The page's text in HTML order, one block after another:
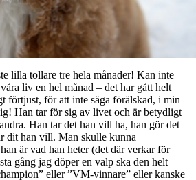
lilla tollare tre hela månader! Kan inte
liv en hel månad – det har gått helt
förtjust, för att inte säga förälskad, i min
Han tar för sig av livet och är betydligt
Han tar det han vill ha, han gör det
dit han vill. Man skulle kunna
är vad han heter (det där verkar för
gång jag döper en valp ska den helt
eller ”VM-vinnare” eller kanske